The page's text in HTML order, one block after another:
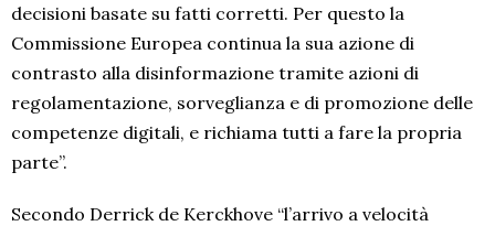
decisioni basate su fatti corretti. Per questo la
Commissione Europea continua la sua azione di
contrasto alla disinformazione tramite azioni di
regolamentazione, sorveglianza e di promozione delle
competenze digitali, e richiama tutti a fare la propria
parte”.
Secondo Derrick de Kerckhove “l’arrivo a velocità